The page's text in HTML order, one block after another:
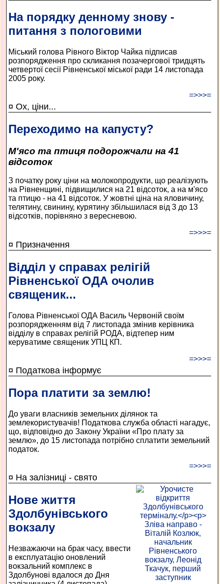
На порядку денному знову -
питання з пологовими
Міський голова Рівного Віктор Чайка підписав
розпорядження про скликання позачергової тридцять
четвертої сесії Рівненської міської ради 14 листопада
2005 року.
=>>>=
¤ Ох, ціни...
Переходимо на капусту?
М'ясо та птиця подорожчали на 41
відсоток
З початку року ціни на молокопродукти, що реалізують
на Рівненщині, підвищилися на 21 відсоток, а на м'ясо
та птицю - на 41 відсоток. У жовтні ціна на яловичину,
телятину, свинину, курятину збільшилася від 3 до 13
відсотків, порівняно з вересневою.
=>>>=
¤ Призначення
Відділ у справах релігій
Рівненської ОДА очолив
священик...
Голова Рівненської ОДА Василь Червоній своїм
розпорядженням від 7 листопада змінив керівника
відділу в справах релігій РОДА, відтепер ним
керуватиме священик УПЦ КП.
=>>>=
¤ Податкова інформує
Пора платити за землю!
До уваги власників земельних ділянок та
землекористувачів! Податкова служба області нагадує,
що, відповідно до Закону України «Про плату за
землю», до 15 листопада потрібно сплатити земельний
податок.
=>>>=
¤ На залізниці - свято
Нове життя
Здолбунівського
вокзалу
Незважаючи на брак часу, ввести
в експлуатацію оновлений
вокзальний комплекс в
Здолбунові вдалося до Дня